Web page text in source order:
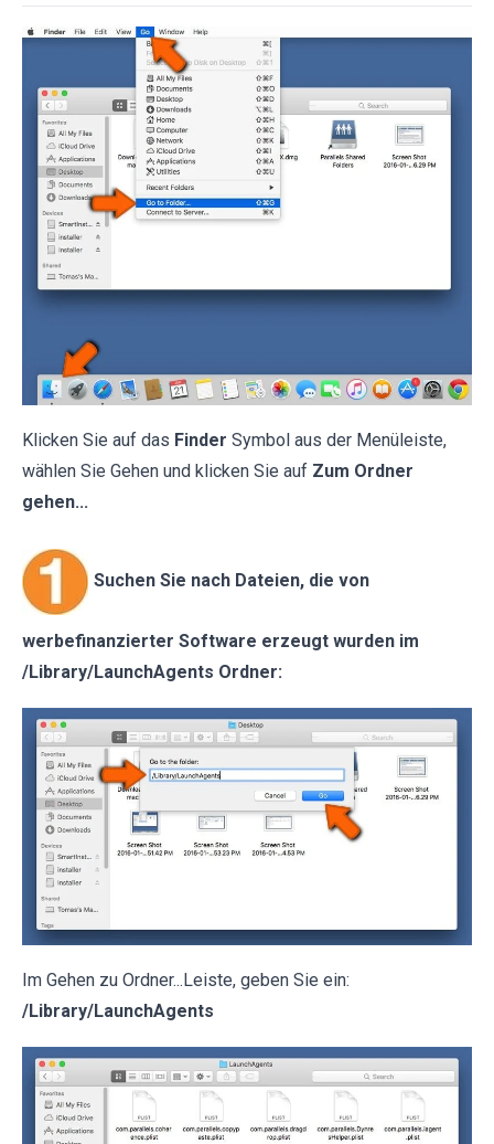
Klicken Sie auf das Finder Symbol aus der Menüleiste,
wählen Sie Gehen und klicken Sie auf Zum Ordner
gehen...
Suchen Sie nach Dateien, die von
werbefinanzierter Software erzeugt wurden im
/Library/LaunchAgents Ordner:
Im Gehen zu Ordner...Leiste, geben Sie ein:
/Library/LaunchAgents